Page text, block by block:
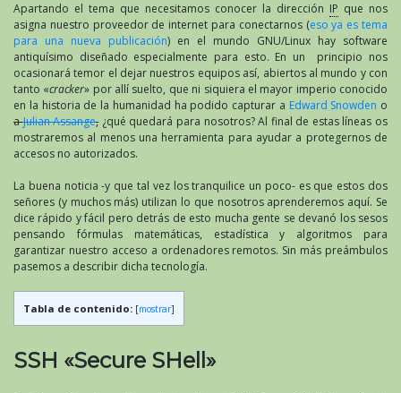
Apartando el tema que necesitamos conocer la dirección IP que nos
asigna nuestro proveedor de internet para conectarnos (eso ya es tema
para una nueva publicación) en el mundo GNU/Linux hay software
antiquísimo diseñado especialmente para esto. En un principio nos
ocasionará temor el dejar nuestros equipos así, abiertos al mundo y con
tanto «cracker» por allí suelto, que ni siquiera el mayor imperio conocido
en la historia de la humanidad ha podido capturar a Edward Snowden o
aJulian Assange,¿qué quedará para nosotros? Al final de estas líneas os
mostraremos al menos una herramienta para ayudar a protegernos de
accesos no autorizados.
La buena noticia -y que tal vez los tranquilice un poco- es que estos dos
señores (y muchos más) utilizan lo que nosotros aprenderemos aquí. Se
dice rápido y fácil pero detrás de esto mucha gente se devanó los sesos
pensando fórmulas matemáticas, estadística y algoritmos para
garantizar nuestro acceso a ordenadores remotos. Sin más preámbulos
pasemos a describir dicha tecnología.
Tabla de contenido: [mostrar]
SSH «Secure SHell»